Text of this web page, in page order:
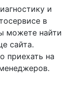
и
в
можете найти
сайта.
приехать на